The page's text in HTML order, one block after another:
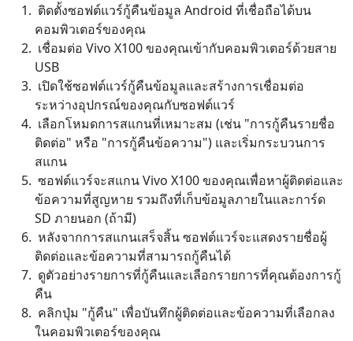
ติดตั้งซอฟต์แวร์กู้คืนข้อมูล Android ที่เชื่อถือได้บน
คอมพิวเตอร์ของคุณ
เชื่อมต่อ Vivo X100 ของคุณเข้ากับคอมพิวเตอร์ด้วยสาย
USB
เปิดใช้ซอฟต์แวร์กู้คืนข้อมูลและสร้างการเชื่อมต่อ
ระหว่างอุปกรณ์ของคุณกับซอฟต์แวร์
เลือกโหมดการสแกนที่เหมาะสม (เช่น "การกู้คืนรายชื่อ
ติดต่อ" หรือ "การกู้คืนข้อความ") และเริ่มกระบวนการ
สแกน
ซอฟต์แวร์จะสแกน Vivo X100 ของคุณเพื่อหาผู้ติดต่อและ
ข้อความที่สูญหาย รวมถึงที่เก็บข้อมูลภายในและการ์ด
SD ภายนอก (ถ้ามี)
หลังจากการสแกนเสร็จสิ้น ซอฟต์แวร์จะแสดงรายชื่อผู้
ติดต่อและข้อความที่สามารถกู้คืนได้
ดูตัวอย่างรายการที่กู้คืนและเลือกรายการที่คุณต้องการกู้
คืน
คลิกปุ่ม "กู้คืน" เพื่อบันทึกผู้ติดต่อและข้อความที่เลือกลง
ในคอมพิวเตอร์ของคุณ